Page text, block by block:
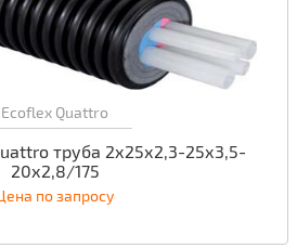
Ecoflex Quattro
труба 2х25х2,3-25х3,5-
20х2,8/175
по запросу